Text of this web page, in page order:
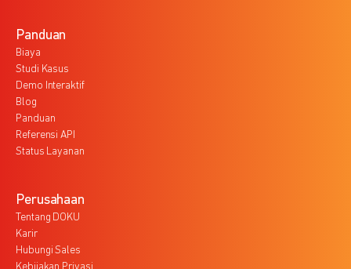
Panduan
Biaya
Studi Kasus
Demo Interaktif
Blog
Panduan
Referensi API
Status Layanan
Perusahaan
Tentang DOKU
Karir
Hubungi Sales